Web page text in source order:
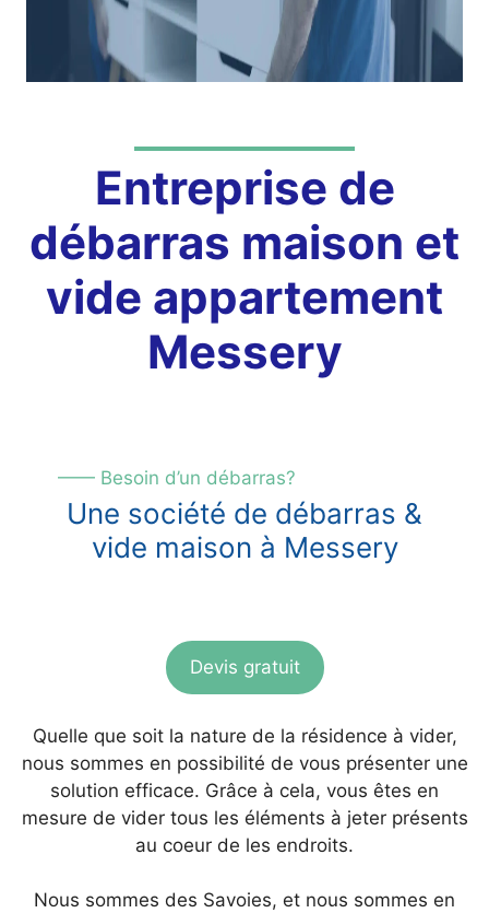
Entreprise de
débarras maison et
vide appartement
Messery
—— Besoin d’un débarras?
Une société de débarras &
vide maison à Messery
Devis gratuit
Quelle que soit la nature de la résidence à vider,
nous sommes en possibilité de vous présenter une
solution efficace. Grâce à cela, vous êtes en
mesure de vider tous les éléments à jeter présents
au coeur de les endroits.
Nous sommes des Savoies, et nous sommes en